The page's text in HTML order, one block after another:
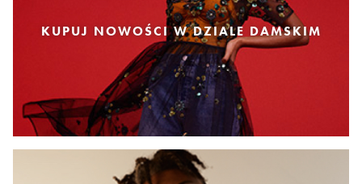
KUPUJ NOWOŚCI W DZIALE DAMSKIM